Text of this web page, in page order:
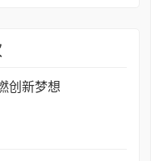
创新梦想